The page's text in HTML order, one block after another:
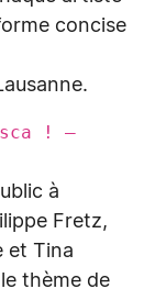
concise
! –
à
Fretz,
et Tina
thème de